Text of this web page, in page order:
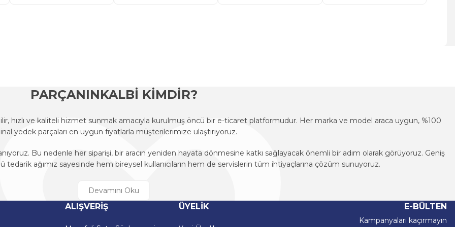
Yorum Yaz
Soru Sor
Gönder
Deneyimini Paylaş
PARÇANINKALBİ KİMDİR?
hızlı ve kaliteli hizmet sunmak amacıyla kurulmuş öncü bir e-ticaret platformudur. Her marka ve model araca uygun, %100
yedek parçaları en uygun fiyatlarla müşterilerimize ulaştırıyoruz.
Bu nedenle her siparişi, bir aracın yeniden hayata dönmesine katkı sağlayacak önemli bir adım olarak görüyoruz. Geniş
ağımız sayesinde hem bireysel kullanıcıların hem de servislerin tüm ihtiyaçlarına çözüm sunuyoruz.
hızlı ve kaliteli hizmet sunmak amacıyla kurulmuş öncü bir e-ticaret platformudur. Her marka ve model araca uygun, %100
Bu nedenle her siparişi, bir aracın yeniden hayata dönmesine katkı sağlayacak önemli bir adım olarak görüyoruz. Geniş
ALIŞVERİŞ ÜYELİK E-BÜLTEN
Kampanyaları kaçırmayın